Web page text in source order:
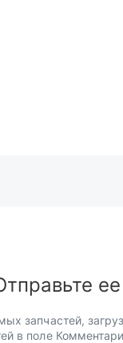
запчастей,
в поле